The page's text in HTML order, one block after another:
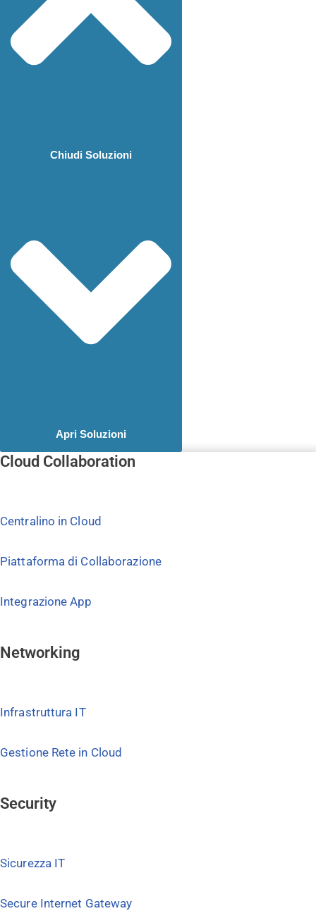
Chiudi Soluzioni
Apri Soluzioni
Cloud Collaboration
Centralino in Cloud
Piattaforma di Collaborazione
Integrazione App
Networking
Infrastruttura IT
Gestione Rete in Cloud
Security
Sicurezza IT
Secure Internet Gateway